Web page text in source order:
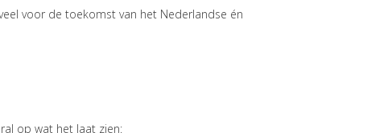
voor de toekomst van het Nederlandse én
op wat het laat zien: